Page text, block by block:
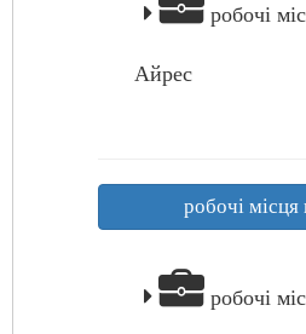
робочі
Айрес
робочі місця
робочі